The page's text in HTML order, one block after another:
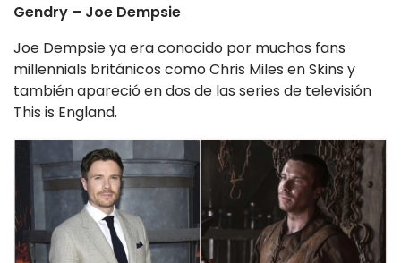
Gendry – Joe Dempsie
Joe Dempsie ya era conocido por muchos fans
millennials británicos como Chris Miles en Skins y
también apareció en dos de las series de televisión
This is England.